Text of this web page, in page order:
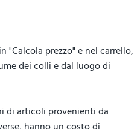
"Calcola prezzo" e nel carrello,
dei colli e dal luogo di
di articoli provenienti da